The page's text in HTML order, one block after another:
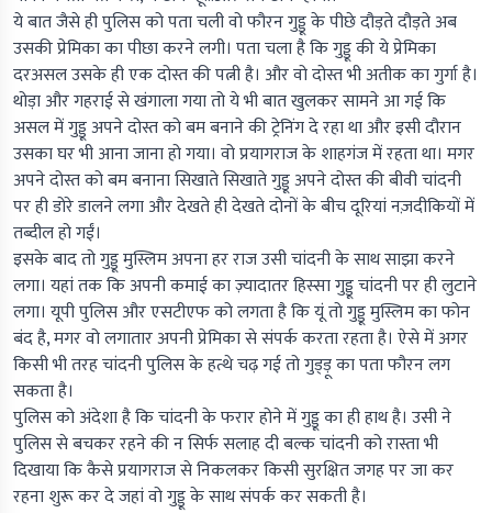
ये बात जैसे ही पुलिस को पता चली वो फौरन गुड्डू के पीछे दौड़ते दौड़ते अब
उसकी प्रेमिका का पीछा करने लगी। पता चला है कि गुड्डू की ये प्रेमिका
दरअसल उसके ही एक दोस्त की पत्नी है। और वो दोस्त भी अतीक का गुर्गा है।
थोड़ा और गहराई से खंगाला गया तो ये भी बात खुलकर सामने आ गई कि
असल में गुड्डू अपने दोस्त को बम बनाने की ट्रेनिंग दे रहा था और इसी दौरान
उसका घर भी आना जाना हो गया। वो प्रयागराज के शाहगंज में रहता था। मगर
अपने दोस्त को बम बनाना सिखाते सिखाते गुड्डू अपने दोस्त की बीवी चांदनी
पर ही डोरे डालने लगा और देखते ही देखते दोनों के बीच दूरियां नज़दीकियों में
तब्दील हो गईं।
इसके बाद तो गुड्डू मुस्लिम अपना हर राज उसी चांदनी के साथ साझा करने
लगा। यहां तक कि अपनी कमाई का ज़्यादातर हिस्सा गुड्डू चांदनी पर ही लुटाने
लगा। यूपी पुलिस और एसटीएफ को लगता है कि यूं तो गुड्डू मुस्लिम का फोन
बंद है, मगर वो लगातार अपनी प्रेमिका से संपर्क करता रहता है। ऐसे में अगर
किसी भी तरह चांदनी पुलिस के हत्थे चढ़ गई तो गुड्ड़ू का पता फौरन लग
सकता है।
पुलिस को अंदेशा है कि चांदनी के फरार होने में गुड्डू का ही हाथ है। उसी ने
पुलिस से बचकर रहने की न सिर्फ सलाह दी बल्क चांदनी को रास्ता भी
दिखाया कि कैसे प्रयागराज से निकलकर किसी सुरक्षित जगह पर जा कर
रहना शुरू कर दे जहां वो गुड्डू के साथ संपर्क कर सकती है।